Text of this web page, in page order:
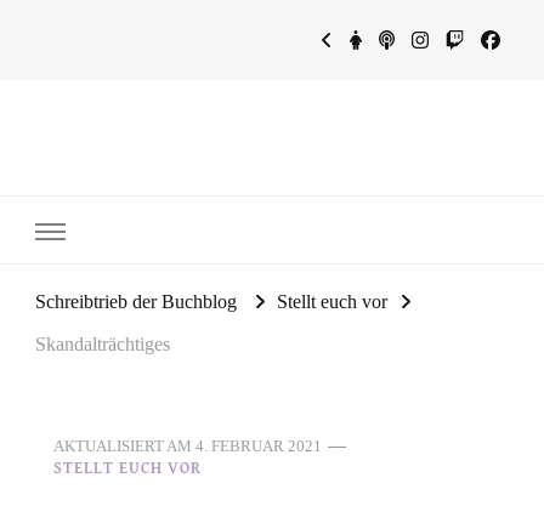
Schreibtrieb der Buchblog Stellt euch vor
Skandalträchtiges
AKTUALISIERT AM 4. FEBRUAR 2021
STELLT EUCH VOR